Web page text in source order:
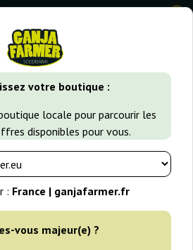
à croissance rapide ⭐
2 Jours 07:22:35
votre boutique :
locale pour parcourir les
disponibles pour vous.
: France | ganjafarmer.fr
vous majeur(e) ?
0
de Graines Graines de Cannabis
Seeds